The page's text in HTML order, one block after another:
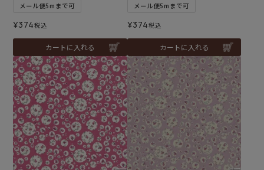
メール便5mまで可
¥374税込
カートに入れる
メール便5mまで可
¥374税込
カートに入れる